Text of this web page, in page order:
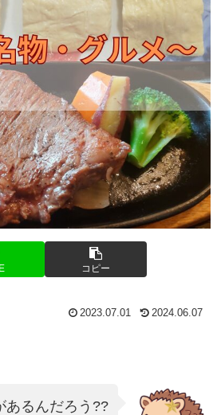
コピー
2023.07.01 2024.06.07
あるんだろう??